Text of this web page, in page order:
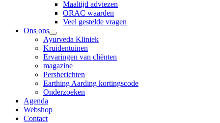
Maaltijd adviezen
ORAC waarden
Veel gestelde vragen
Ons ons
Ayurveda Kliniek
Kruidentuinen
Ervaringen van cliënten
magazine
Persberichten
Earthing Aarding kortingscode
Onderzoeken
Agenda
Webshop
Contact